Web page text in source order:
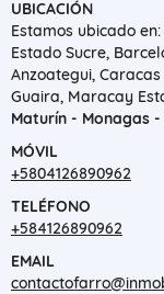
UBICACIÓN
Estamos ubicado
Estado Sucre,
Anzoategui,
Guaira, Maracay
Maturín - Monagas -
MÓVIL
+5804126890962
TELÉFONO
+584126890962
EMAIL